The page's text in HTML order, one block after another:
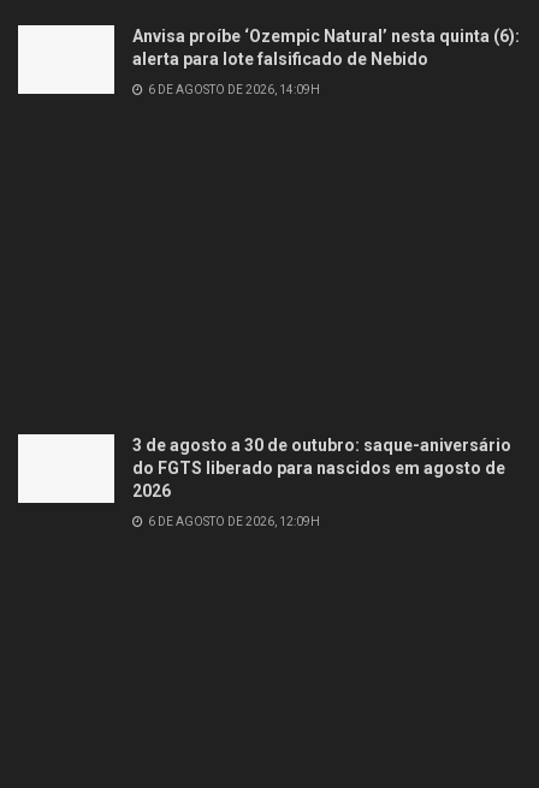
Anvisa proíbe ‘Ozempic Natural’ nesta quinta (6):
alerta para lote falsificado de Nebido
6 DE AGOSTO DE 2026, 14:09H
3 de agosto a 30 de outubro: saque-aniversário
do FGTS liberado para nascidos em agosto de
2026
6 DE AGOSTO DE 2026, 12:09H